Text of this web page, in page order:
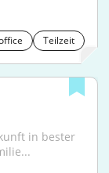
Teilzeit
in bester